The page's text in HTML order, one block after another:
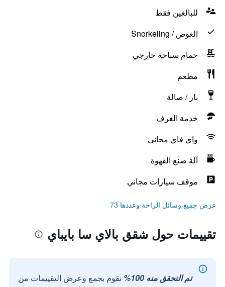
للبالغين فقط
الغوص / Snorkeling
حمام سباحة خارجي
مطعم
بار / صالة
خدمة الغرف
واي فاي مجاني
آلة صنع القهوة
موقف سيارات مجاني
عرض جميع وسائل الراحة وعددها 73
تقييمات حول شقق بالاي سا بايباي
تم التحقق منه 100%
نقوم بجمع وعرض التقييمات من